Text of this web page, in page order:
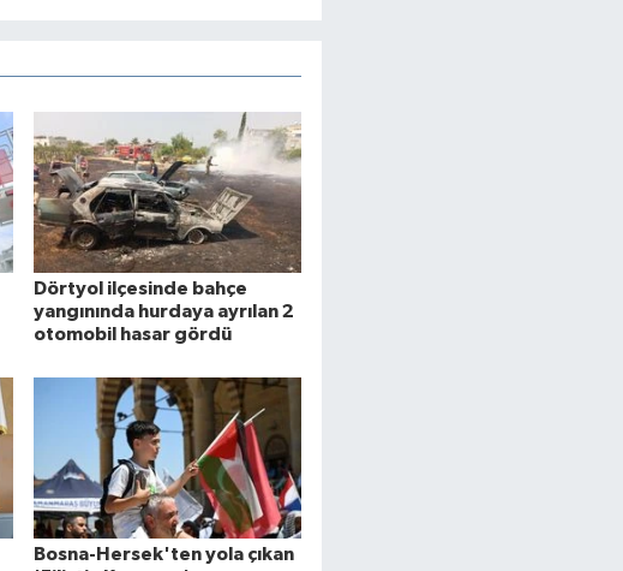
Dörtyol ilçesinde bahçe
yangınında hurdaya ayrılan 2
otomobil hasar gördü
Bosna-Hersek'ten yola çıkan